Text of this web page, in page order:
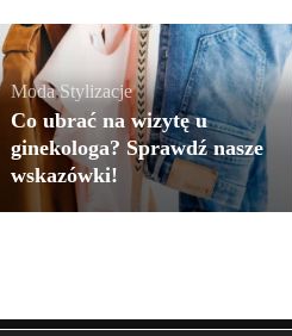
Moda,Stylizacje
Co ubrać na wizytę u
ginekologa? Sprawdź nasze
wskazówki!